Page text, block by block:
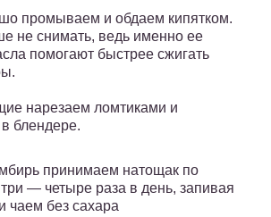
промываем и обдаем кипятком.
не снимать, ведь именно ее
помогают быстрее сжигать
нарезаем ломтиками и
блендере.
принимаем натощак по
— четыре раза в день, запивая
чаем без сахара